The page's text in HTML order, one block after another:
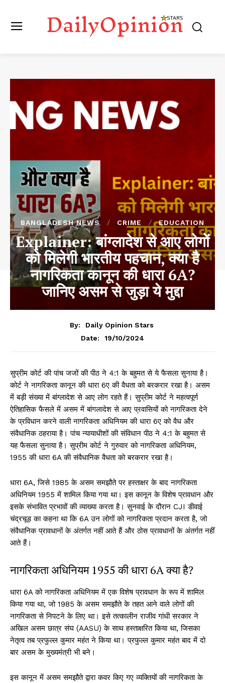
BANGLADESH NEWS CRIME EDUCATION
Explainer: बांग्लादेश से आए लोगों
को मिलेगी भारतीय पहचान, क्या है
नागरिकता कानून की धारा 6A?
जानिए असम से जुड़ा ये मुद्दा
By:
Daily Opinion Stars
Date:
19/10/2024
सुप्रीम कोर्ट की पांच जजों की पीठ ने 4:1 के बहुमत से ये फैसला सुनाया है।
कोर्ट ने नागरिकता कानून की धारा 6ए की वैधता को बरकरार रखा है। असम
में बड़ी संख्या में बांग्लादेश से आए लोग रहते हैं। सुप्रीम कोर्ट ने महत्वपूर्ण
ऐतिहासिक फैसले में असम में बांगलादेश से आए प्रवासियों को नागरिकता देने
के प्रविधान करने वाली नागरिकता अधिनियम की धारा 6ए को वैध और
संवैधानिक ठहराया है। पांच न्यायाधीशों की संविधान पीठ ने 4:1 के बहुमत से
यह फैसला सुनाया है। सुप्रीम कोर्ट ने गुरुवार को नागरिकता अधिनियम,
1955 की धारा 6A की संवैधानिक वैधता को बरकरार रखा है।
धारा 6A, जिसे 1985 के असम समझौते पर हस्ताक्षर के बाद नागरिकता
अधिनियम 1955 में शामिल किया गया था। इस कानून के विशेष प्रावधान और
इसके संभावित प्रभावों की व्याख्या करता है। सुनवाई के दौरान CJI डीवाई
चंद्रचूड़ का कहना था कि 6A उन लोगों को नागरिकता प्रदान करता है, जो
संवैधानिक प्रावधानों के अंतर्गत नहीं आते हैं और ठोस प्रावधानों के अंतर्गत नहीं
आते हैं।
नागरिकता अधिनियम 1955 की धारा 6A क्या है?
धारा 6A को नागरिकता अधिनियम में एक विशेष प्रावधान के रूप में शामिल
किया गया था, जो 1985 के असम समझौते के तहत आने वाले लोगों की
नागरिकता से निपटने के लिए था। इसे तत्कालीन राजीव गांधी सरकार ने
अखिल असम छात्र संघ (AASU) के साथ हस्ताक्षरित किया था, जिसका
नेतृत्व तब प्रफुल्ल कुमार महंत ने किया था। प्रफुल्ल कुमार महंत बाद में दो
बार असम के मुख्यमंत्री भी बने।
इस कानून में असम समझौते द्वारा कवर किए गए व्यक्तियों की नागरिकता के